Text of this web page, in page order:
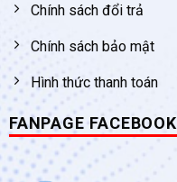
Chính sách đổi trả
Chính sách bảo mật
Hình thức thanh toán
FANPAGE FACEBOOK